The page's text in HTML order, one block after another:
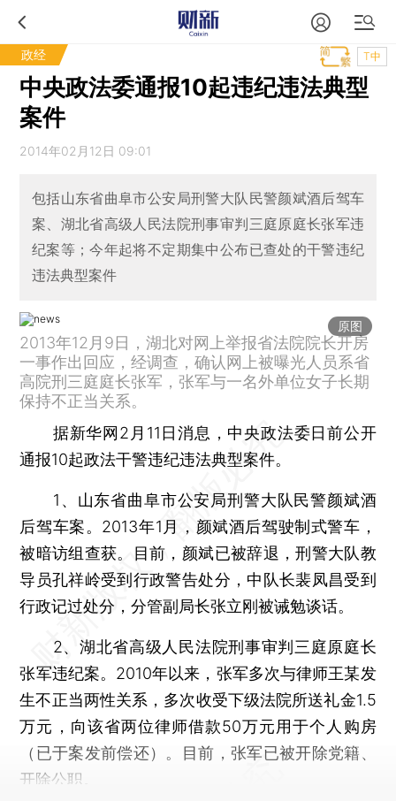
政经 T中
中央政法委通报10起违纪违法典型
案件
2014年02月12日 09:01
包括山东省曲阜市公安局刑警大队民警颜斌酒后驾车
案、湖北省高级人民法院刑事审判三庭原庭长张军违
纪案等；今年起将不定期集中公布已查处的干警违纪
违法典型案件
原图
2013年12月9日，湖北对网上举报省法院院长开房
一事作出回应，经调查，确认网上被曝光人员系省
高院刑三庭庭长张军，张军与一名外单位女子长期
保持不正当关系。
据新华网2月11日消息，中央政法委日前公开
通报10起政法干警违纪违法典型案件。
1、山东省曲阜市公安局刑警大队民警颜斌酒
后驾车案。2013年1月，颜斌酒后驾驶制式警车，
被暗访组查获。目前，颜斌已被辞退，刑警大队教
导员孔祥岭受到行政警告处分，中队长裴凤昌受到
行政记过处分，分管副局长张立刚被诫勉谈话。
2、湖北省高级人民法院刑事审判三庭原庭长
张军违纪案。2010年以来，张军多次与律师王某发
生不正当两性关系，多次收受下级法院所送礼金1.5
万元，向该省两位律师借款50万元用于个人购房
（已于案发前偿还）。目前，张军已被开除党籍、
开除公职。